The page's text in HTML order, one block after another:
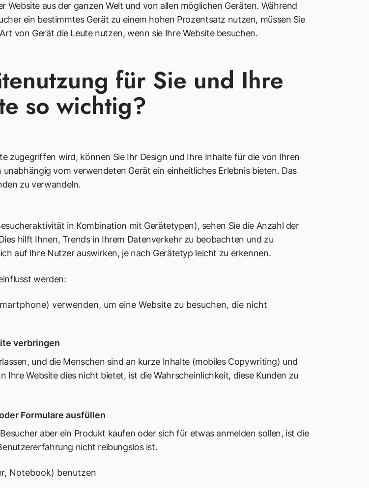
Website aus der ganzen Welt und von allen möglichen Geräten. Während
ein bestimmtes Gerät zu einem hohen Prozentsatz nutzen, müssen Sie
von Gerät die Leute nutzen, wenn sie Ihre Website besuchen.
für Sie und Ihre
so wichtig?
zugegriffen wird, können Sie Ihr Design und Ihre Inhalte für die von Ihren
vom verwendeten Gerät ein einheitliches Erlebnis bieten. Das
zu verwandeln.
in Kombination mit Gerätetypen), sehen Sie die Anzahl der
hilft Ihnen, Trends in Ihrem Datenverkehr zu beobachten und zu
auf Ihre Nutzer auswirken, je nach Gerätetyp leicht zu erkennen.
werden:
verwenden, um eine Website zu besuchen, die nicht
verbringen
und die Menschen sind an kurze Inhalte (mobiles Copywriting) und
Website dies nicht bietet, ist die Wahrscheinlichkeit, diese Kunden zu
Formulare ausfüllen
aber ein Produkt kaufen oder sich für etwas anmelden sollen, ist die
nicht reibungslos ist.
Notebook) benutzen